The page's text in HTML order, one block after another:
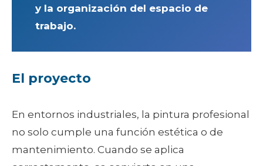
y la organización del espacio de
trabajo.
El proyecto
En entornos industriales, la pintura profesional
no solo cumple una función estética o de
mantenimiento. Cuando se aplica